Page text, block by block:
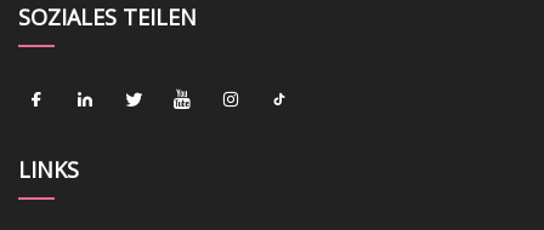
SOZIALES TEILEN
LINKS